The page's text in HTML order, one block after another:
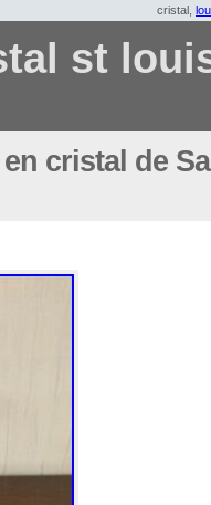
cristal,
st
cristal de